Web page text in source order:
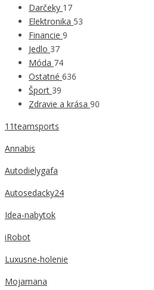
Darčeky 17
Elektronika 53
Financie 9
Jedlo 37
Móda 74
Ostatné 636
Šport 39
Zdravie a krása 90
11teamsports
Annabis
Autodielygafa
Autosedacky24
Idea-nabytok
iRobot
Luxusne-holenie
Mojamana